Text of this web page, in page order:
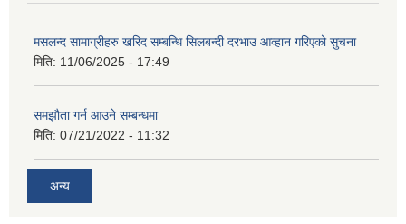
मसलन्द सामाग्रीहरु खरिद सम्बन्धि सिलबन्दी दरभाउ आव्हान गरिएको सुचना
मिति: 11/06/2025 - 17:49
समझौता गर्न आउने सम्बन्धमा
मिति: 07/21/2022 - 11:32
अन्य